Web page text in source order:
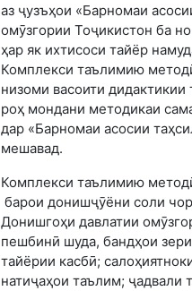
аз ҷузъҳои «Барномаи
омӯзгории Тоҷикистон ба
ҳар як ихтисоси тайёр
Комплекси таълимию
низоми васоити
роҳ мондани методикаи
дар «Барномаи асосии
мешавад.
Комплекси таълимию
барои донишҷӯёни соли
Донишгоҳи давлатии
пешбинӣ шуда, бандҳои
тайёрии касбӣ;
натиҷаҳои таълим; ҷадвали